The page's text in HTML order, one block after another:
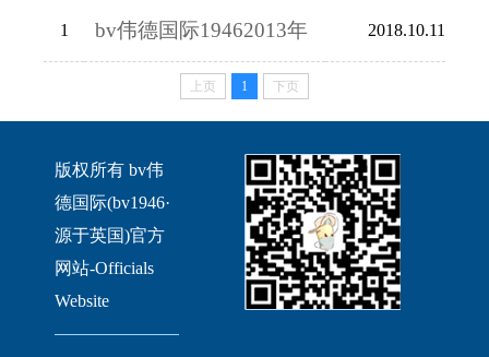
1 bv伟德国际19462013年度科技奖励项目
2018.10.11
上页 1 下页
版权所有 bv伟
德国际(bv1946·
源于英国)官方
网站-Officials
Website